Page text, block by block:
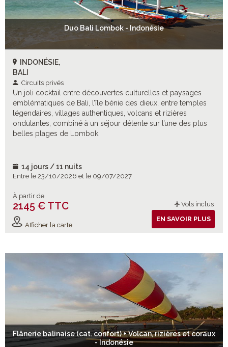
Duo Bali Lombok - Indonésie
INDONÉSIE,
BALI
Circuits privés
Un joli cocktail entre découvertes culturelles et paysages
emblématiques de Bali, l’île bénie des dieux, entre temples
légendaires, villages authentiques, volcans et rizières
ondulantes, combiné à un séjour détente sur l’une des plus
belles plages de Lombok.
14 jours / 11 nuits
Entre le 23/10/2026 et le 09/07/2027
À partir de
2145 € TTC Vols inclus
Afficher la carte
EN SAVOIR PLUS
Flânerie balinaise (cat. confort) + Volcan, rizières et coraux
- Indonésie